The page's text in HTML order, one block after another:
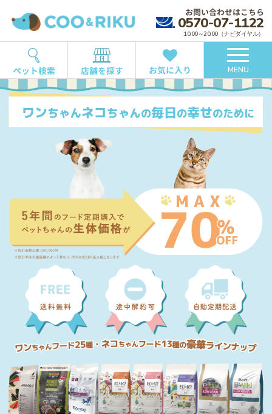
お問い合わせはこちら
0570-07-1122
10:00～20:00（ナビダイヤル）
ペット検索 店舗を探す お気に入り MENU